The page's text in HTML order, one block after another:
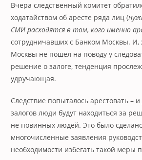
Вчера следственный комитет
ходатайством об аресте ряда лиц (
СМИ расходятся в том, кого именно
сотрудничавших с Банком Москвы. И,
Москвы не пошел на поводу у
решение о залоге, тенденция
удручающая.
Следствие попыталось арестовать –
залогов люди будут находиться за
не повинных людей. Это было
многочисленные заявления
необходимости избегать такой меры